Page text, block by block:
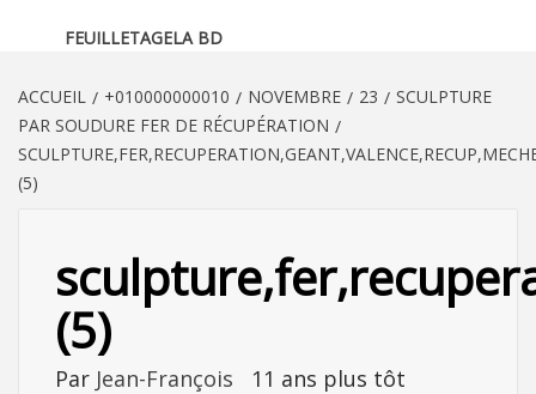
FEUILLETAGELA BD
ACCUEIL +010000000010 NOVEMBRE 23
SCULPTURE
PAR SOUDURE FER DE RÉCUPÉRATION
(5)
(5)
Par Jean-François 11 ans plus tôt